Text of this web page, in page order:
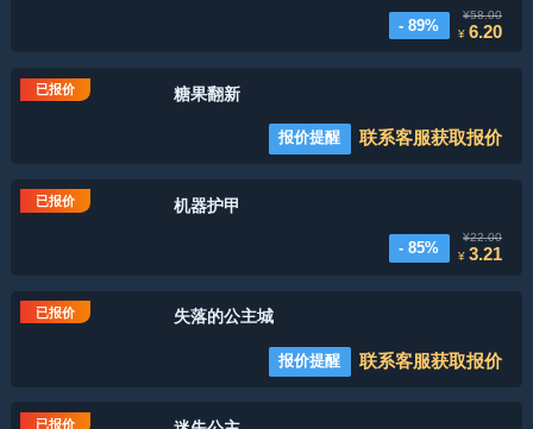
- 89%
¥58.00
¥6.20
已报价 糖果翻新
报价提醒 联系客服获取报价
已报价 机器护甲
- 85%
¥22.00
¥3.21
已报价 失落的公主城
报价提醒 联系客服获取报价
已报价